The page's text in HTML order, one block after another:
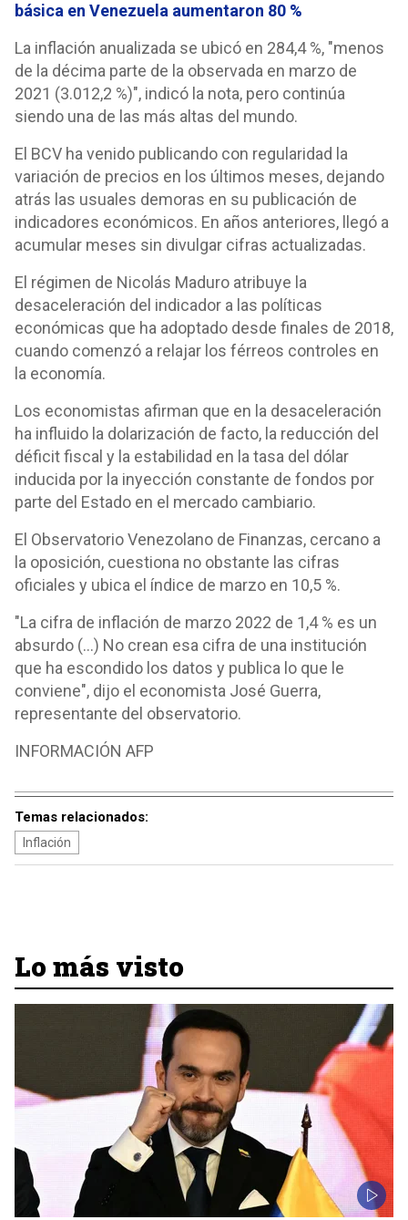
básica en Venezuela aumentaron 80 %
La inflación anualizada se ubicó en 284,4 %, "menos
de la décima parte de la observada en marzo de
2021 (3.012,2 %)", indicó la nota, pero continúa
siendo una de las más altas del mundo.
El BCV ha venido publicando con regularidad la
variación de precios en los últimos meses, dejando
atrás las usuales demoras en su publicación de
indicadores económicos. En años anteriores, llegó a
acumular meses sin divulgar cifras actualizadas.
El régimen de Nicolás Maduro atribuye la
desaceleración del indicador a las políticas
económicas que ha adoptado desde finales de 2018,
cuando comenzó a relajar los férreos controles en
la economía.
Los economistas afirman que en la desaceleración
ha influido la dolarización de facto, la reducción del
déficit fiscal y la estabilidad en la tasa del dólar
inducida por la inyección constante de fondos por
parte del Estado en el mercado cambiario.
El Observatorio Venezolano de Finanzas, cercano a
la oposición, cuestiona no obstante las cifras
oficiales y ubica el índice de marzo en 10,5 %.
"La cifra de inflación de marzo 2022 de 1,4 % es un
absurdo (...) No crean esa cifra de una institución
que ha escondido los datos y publica lo que le
conviene", dijo el economista José Guerra,
representante del observatorio.
INFORMACIÓN AFP
Temas relacionados:
Inflación
Lo más visto